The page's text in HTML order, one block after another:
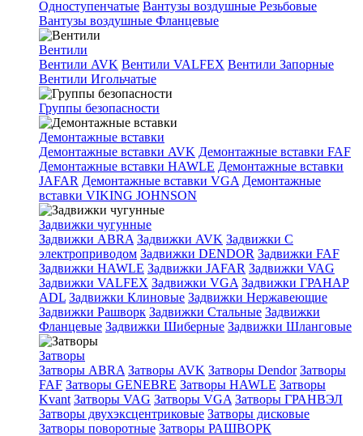
Одноступенчатые Вантузы воздушные Резьбовые
Вантузы воздушные Фланцевые
Вентили
Вентили AVK Вентили VALFEX Вентили Запорные
Вентили Игольчатые
Группы безопасности
Демонтажные вставки
Демонтажные вставки AVK Демонтажные вставки FAF
Демонтажные вставки HAWLE Демонтажные вставки
JAFAR Демонтажные вставки VGA Демонтажные
вставки VIKING JOHNSON
Задвижки чугунные
Задвижки ABRA Задвижки AVK Задвижки C
электроприводом Задвижки DENDOR Задвижки FAF
Задвижки HAWLE Задвижки JAFAR Задвижки VAG
Задвижки VALFEX Задвижки VGA Задвижки ГРАНАР
ADL Задвижки Клиновые Задвижки Нержавеющие
Задвижки Рашворк Задвижки Стальные Задвижки
Фланцевые Задвижки Шиберные Задвижки Шланговые
Затворы
Затворы ABRA Затворы AVK Затворы Dendor Затворы
FAF Затворы GENEBRE Затворы HAWLE Затворы
Kvant Затворы VAG Затворы VGA Затворы ГРАНВЭЛ
Затворы двухэксцентриковые Затворы дисковые
Затворы поворотные Затворы РАШВОРК